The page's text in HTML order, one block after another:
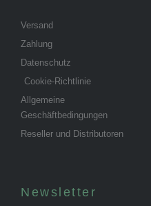
Versand
Zahlung
Datenschutz
Cookie-Richtlinie
Allgemeine
Geschäftbedingungen
Reseller und Distributoren
Newsletter